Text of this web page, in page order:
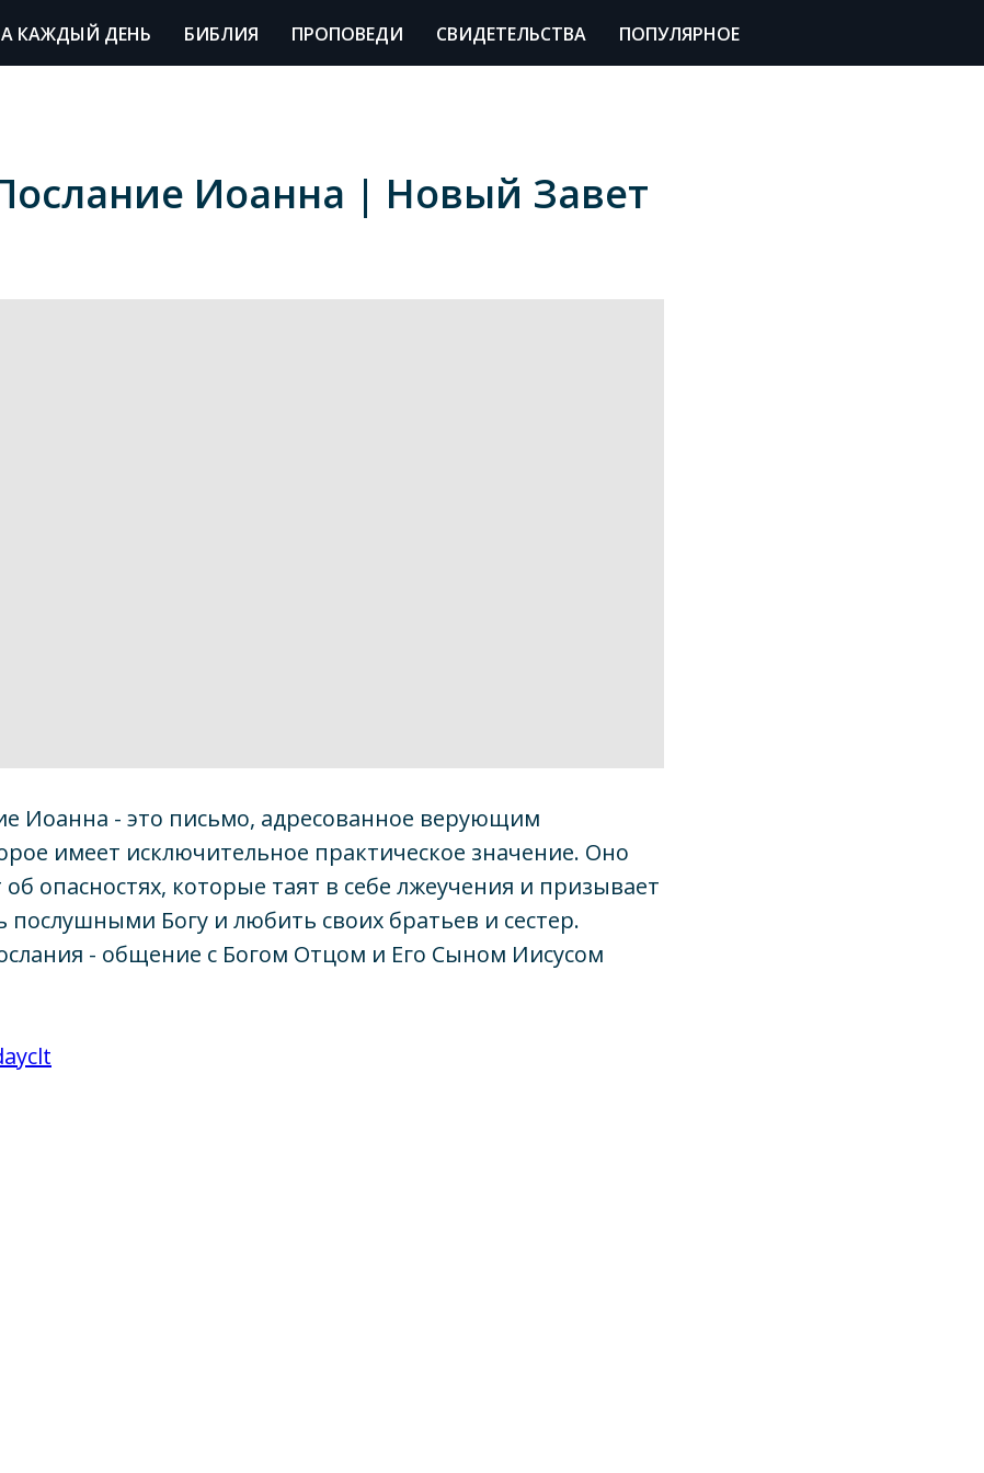
КАЖДЫЙ ДЕНЬ БИБЛИЯ ПРОПОВЕДИ СВИДЕТЕЛЬСТВА ПОПУЛЯРНОЕ
Иоанна | Новый Завет
Иоанна - это письмо, адресованное верующим
имеет исключительное практическое значение. Оно
опасностях, которые таят в себе лжеучения и призывает
Богу и любить своих братьев и сестер.
- общение с Богом Отцом и Его Сыном Иисусом